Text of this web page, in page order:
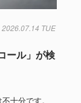
2026.07.14 TUE
ール」が検
十分です。